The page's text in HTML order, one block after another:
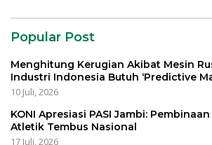
Popular Post
Menghitung Kerugian Akibat Mesin
Industri Indonesia Butuh ‘Predictive
10 Juli, 2026
KONI Apresiasi PASI Jambi:
Atletik Tembus Nasional
17 Juli, 2026